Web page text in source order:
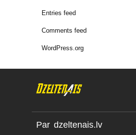
Entries feed
Comments feed
WordPress.org
Par dzeltenais.lv